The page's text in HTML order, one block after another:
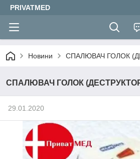
PRIVATMED
Новини СПАЛЮВАЧ ГОЛОК
СПАЛЮВАЧ ГОЛОК
29.01.2020